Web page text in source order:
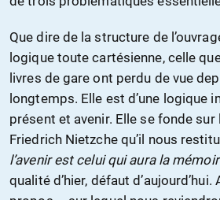
Que dire de la structure de
logique toute cartésienne, celle
livres de gare ont perdu de vue
longtemps. Elle est d’une logique
présent et avenir. Elle se fonde
Friedrich Nietzche qu’il nous
l’avenir est celui qui aura la
qualité d’hier, défaut d’aujourd’hui.